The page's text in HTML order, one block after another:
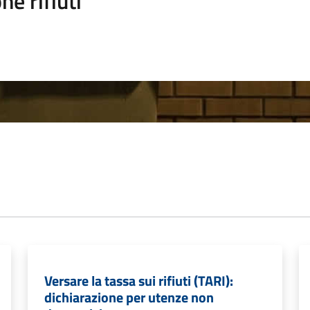
Versare la tassa sui rifiuti (TARI):
dichiarazione per utenze non